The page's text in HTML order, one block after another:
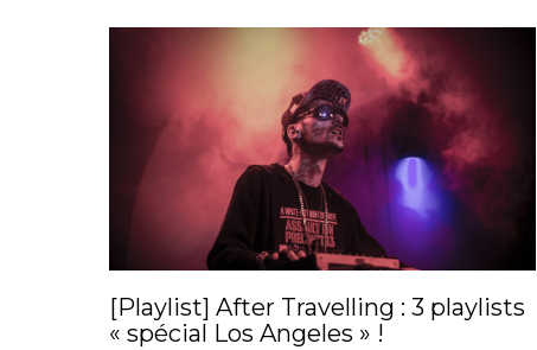
[Playlist] After Travelling : 3 playlists
« spécial Los Angeles » !